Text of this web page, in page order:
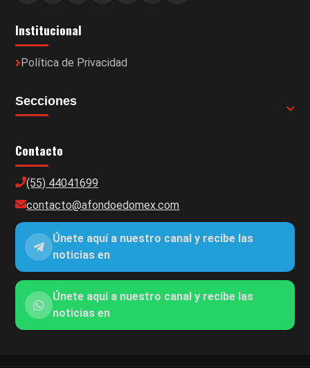
Institucional
Política de Privacidad
Secciones
Contacto
(55) 44041699
contacto@afondoedomex.com
Únete aquí a nuestro canal y recibe las
noticias en
Únete aquí a nuestro canal y recibe las
noticias en